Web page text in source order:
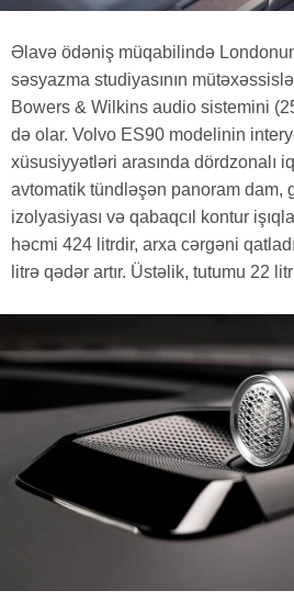
Əlavə ödəniş müqabilində
səsyazma studiyasının
Bowers & Wilkins audio sistemini
də olar. Volvo ES90 modelinin
xüsusiyyətləri arasında dördzonalı
avtomatik tündləşən panoram dam,
izolyasiyası və qabaqcıl kontur
həcmi 424 litrdir, arxa cərgəni
litrə qədər artır. Üstəlik, tutumu 22